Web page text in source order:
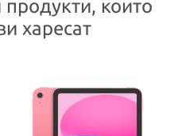
които
харесат